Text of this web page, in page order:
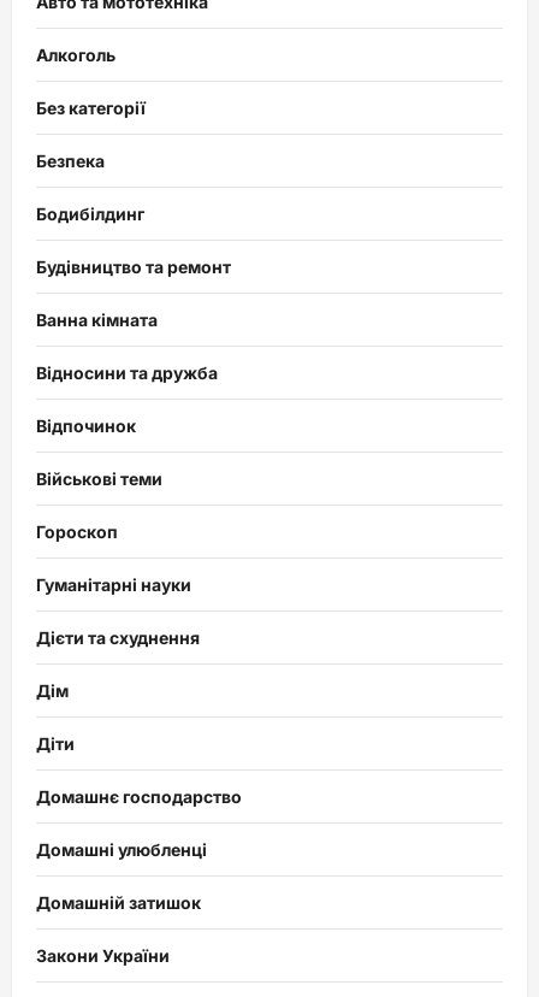
Алкоголь
Без категорії
Безпека
Бодибілдинг
Будівництво та ремонт
Ванна кімната
Відносини та дружба
Відпочинок
Військові теми
Гороскоп
Гуманітарні науки
Дієти та схуднення
Дім
Діти
Домашнє господарство
Домашні улюбленці
Домашній затишок
Закони України